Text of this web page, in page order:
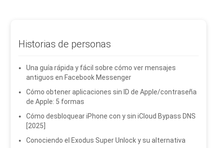
Historias de personas
Una guía rápida y fácil sobre cómo ver mensajes
antiguos en Facebook Messenger
Cómo obtener aplicaciones sin ID de Apple/contraseña
de Apple: 5 formas
Cómo desbloquear iPhone con y sin iCloud Bypass DNS
[2025]
Conociendo el Exodus Super Unlock y su alternativa